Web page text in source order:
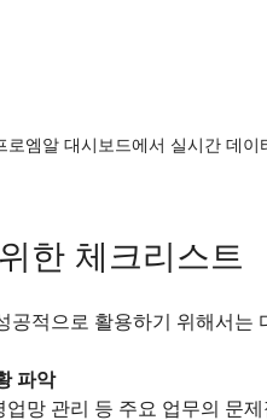
로엠알 대시보드에서 실시간 데
한 체크리스트
공적으로 활용하기 위해서는
파악
업망 관리 등 주요 업무의 문